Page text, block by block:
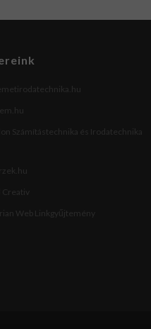
Számítástechnika és Irodatechnika
Web Linkgyűjtemény